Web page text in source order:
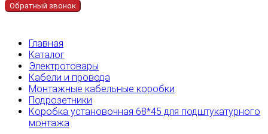
Обратный звонок
Главная
Каталог
Электротовары
Кабели и провода
Монтажные кабельные коробки
Подрозетники
Коробка установочная 68*45 для подштукатурного
монтажа